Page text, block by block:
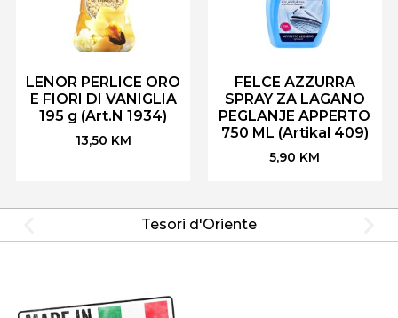
LENOR PERLICE ORO
E FIORI DI VANIGLIA
195 g (Art.N 1934)
13,50 KM
FELCE AZZURRA
SPRAY ZA LAGANO
PEGLANJE APPERTO
750 ML (Artikal 409)
5,90 KM
Tesori d'Oriente